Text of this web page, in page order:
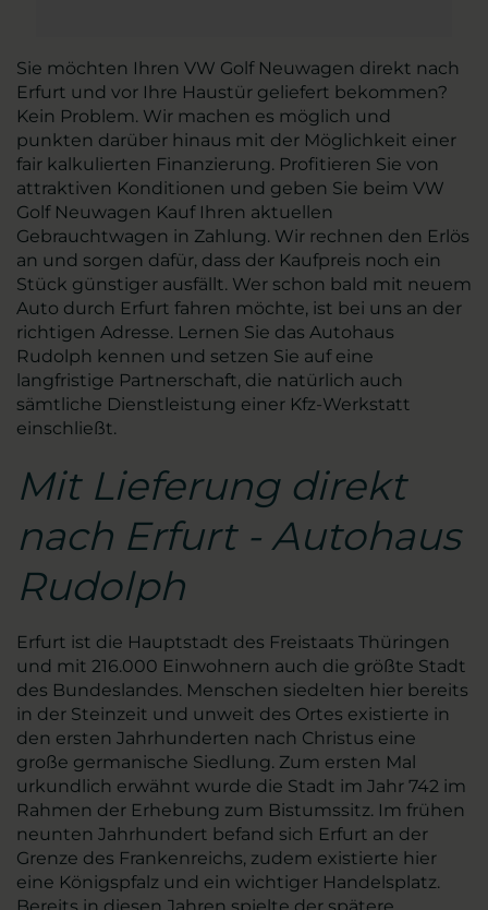
Sie möchten Ihren VW Golf Neuwagen direkt nach
Erfurt und vor Ihre Haustür geliefert bekommen?
Kein Problem. Wir machen es möglich und
punkten darüber hinaus mit der Möglichkeit einer
fair kalkulierten Finanzierung. Profitieren Sie von
attraktiven Konditionen und geben Sie beim VW
Golf Neuwagen Kauf Ihren aktuellen
Gebrauchtwagen in Zahlung. Wir rechnen den Erlös
an und sorgen dafür, dass der Kaufpreis noch ein
Stück günstiger ausfällt. Wer schon bald mit neuem
Auto durch Erfurt fahren möchte, ist bei uns an der
richtigen Adresse. Lernen Sie das Autohaus
Rudolph kennen und setzen Sie auf eine
langfristige Partnerschaft, die natürlich auch
sämtliche Dienstleistung einer Kfz-Werkstatt
einschließt.
Mit Lieferung direkt
nach Erfurt - Autohaus
Rudolph
Erfurt ist die Hauptstadt des Freistaats Thüringen
und mit 216.000 Einwohnern auch die größte Stadt
des Bundeslandes. Menschen siedelten hier bereits
in der Steinzeit und unweit des Ortes existierte in
den ersten Jahrhunderten nach Christus eine
große germanische Siedlung. Zum ersten Mal
urkundlich erwähnt wurde die Stadt im Jahr 742 im
Rahmen der Erhebung zum Bistumssitz. Im frühen
neunten Jahrhundert befand sich Erfurt an der
Grenze des Frankenreichs, zudem existierte hier
eine Königspfalz und ein wichtiger Handelsplatz.